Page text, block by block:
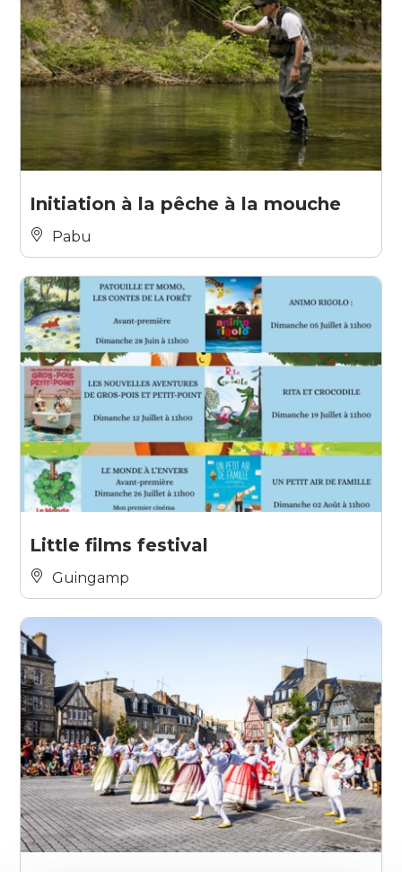
Initiation à la pêche à la mouche
Pabu
Little films festival
Guingamp